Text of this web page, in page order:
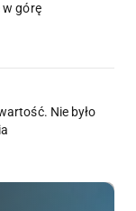
w górę
Nie było